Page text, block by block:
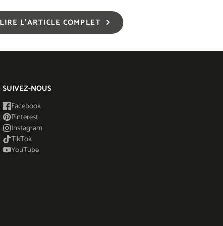
LIRE L'ARTICLE COMPLET
SUIVEZ-NOUS
Facebook
Pinterest
Instagram
TikTok
YouTube